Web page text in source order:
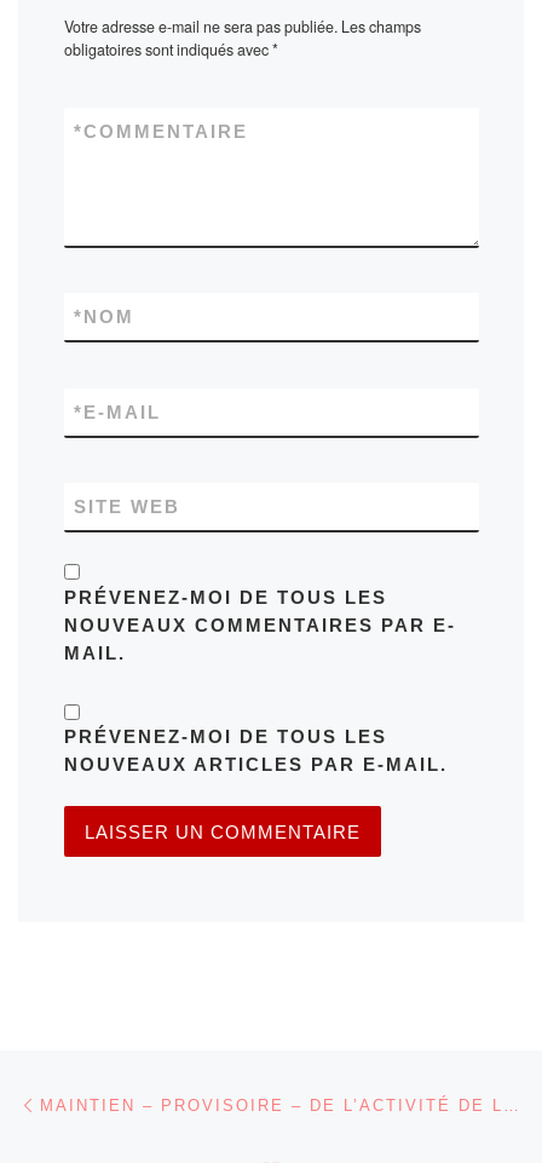
Votre adresse e-mail ne sera pas publiée. Les champs
obligatoires sont indiqués avec*
COMMENTAIRE
*
NOM
*
E-MAIL
*
SITE WEB
PRÉVENEZ-MOI DE TOUS LES
NOUVEAUX COMMENTAIRES PAR E-
MAIL.
PRÉVENEZ-MOI DE TOUS LES
NOUVEAUX ARTICLES PAR E-MAIL.
Parcourir les articles